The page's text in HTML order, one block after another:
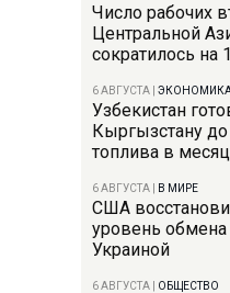
Число рабочих
Центральной
сократилось на
6 АВГУСТА
Узбекистан
Кыргызстану
топлива в месяц
6 АВГУСТА В МИРЕ
США
уровень
Украиной
6 АВГУСТА ОБЩЕСТВО